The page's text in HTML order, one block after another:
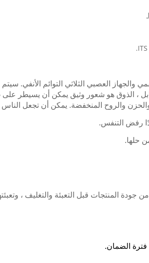
العصبي الثلاثي التوائم الأنفي. سيتم
والروح المنخفضة. يمكن أن تجعل
رفض التنفس.
حلها.
المنتجات قبل التعبئة والتغليف ،